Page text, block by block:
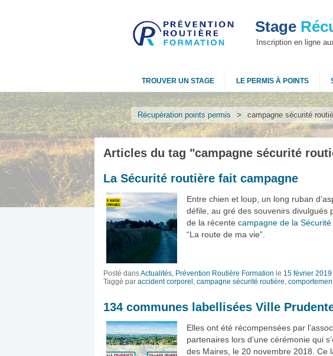
Stage
Inscription en ligne
TROUVER UN STAGE LE PERMIS À POINTS
Récupération points permis > campagne sécurité
Articles du tag "campagne sécurité
La Sécurité routière fait campagne
Entre chien et loup, un long ruban
défile, au gré des souvenirs divulgués
de la récente campagne de la
“La route de ma vie”.
Posté dansActualités, Prévention Routière Formation le 15 février 2019
Taggé par accident corporel , campagne sécurité routière,
134 communes labellisées Ville
Elles ont été récompensées par
partenaires lors d’une cérémonie qui
des Maires, le 20 novembre 2018. Ce